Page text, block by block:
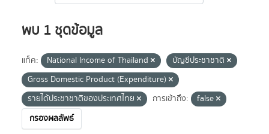
พบ 1 ชุดข้อมูล
แท็ค: National Income of Thailand
บัญชีประชาชาติ
Gross Domestic Product (Expenditure)
รายได้ประชาชาติของประเทศไทย
การเข้าถึง:
false
กรองผลลัพธ์